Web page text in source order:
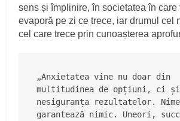
sens și împlinire, în societatea în care
evaporă pe zi ce trece, iar drumul cel
cel care trece prin cunoașterea
„Anxietatea vine nu doar din
multitudinea de opțiuni, ci
nesiguranța rezultatelor.
garantează nimic. Uneori,